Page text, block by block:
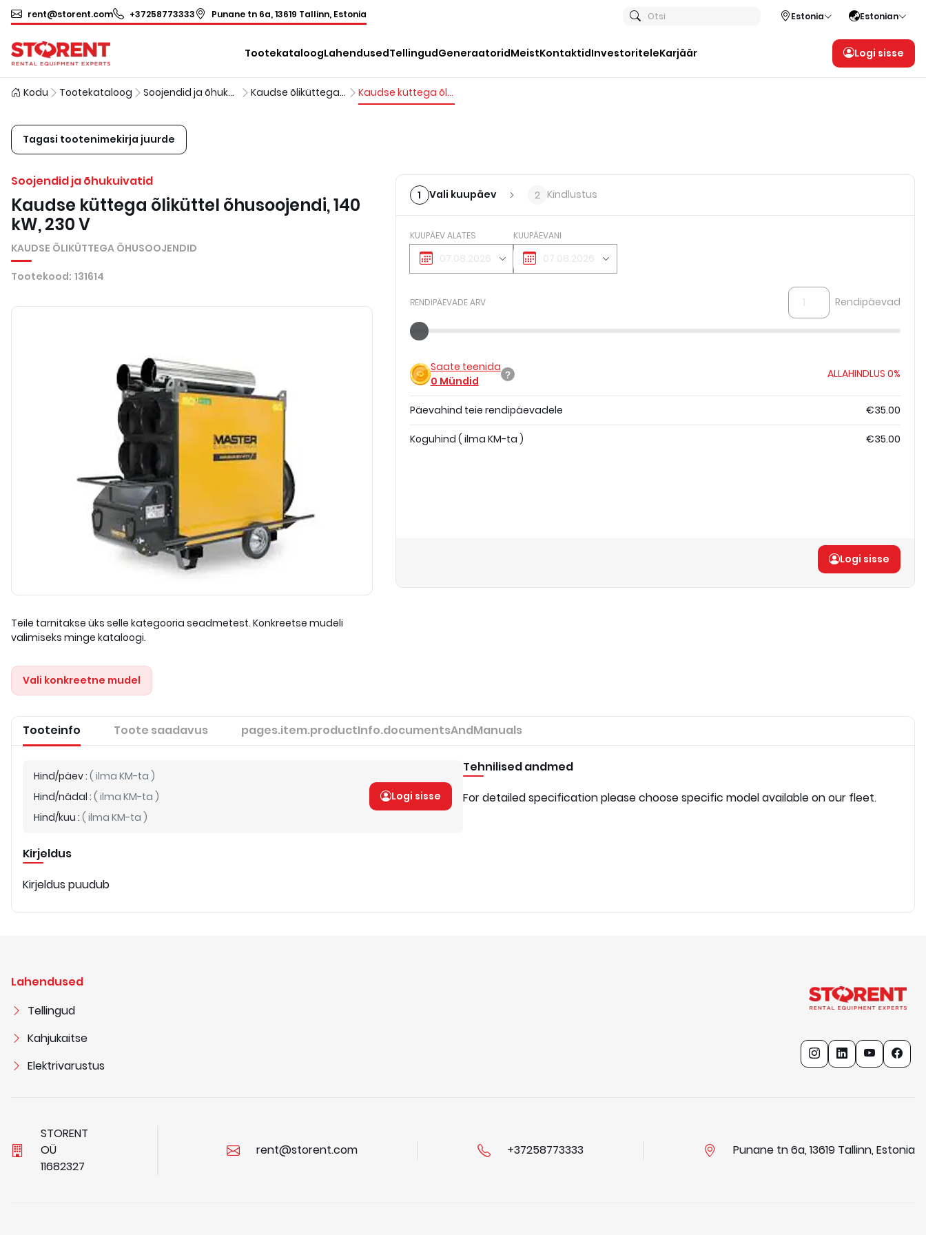
rent@storent.com +37258773333 Punane tn 6a, 13619 Tallinn, Estonia Otsi Estonia Estonian
TootekataloogLahendusedTellingudGeneraatoridMeistKontaktidInvestoriteleKarjäär Logi sisse
Kodu Tootekataloog Soojendid ja õhukuivatid Kaudse õliküttega õhusoojendid Kaudse küttega õliküttel õhusoojendi, 140 kW, 230 V
Tagasi tootenimekirja juurde
Soojendid ja õhukuivatid
Kaudse küttega õliküttel õhusoojendi, 140
kW, 230 V
KAUDSE ÕLIKÜTTEGA ÕHUSOOJENDID
Tootekood: 131614
Teile tarnitakse üks selle kategooria seadmetest. Konkreetse mudeli
valimiseks minge kataloogi.
Vali konkreetne mudel
1 Vali kuupäev 2 Kindlustus
KUUPÄEV ALATES KUUPÄEVANI
RENDIPÄEVADE ARV Rendipäevad
Saate teenida
0 Mündid
ALLAHINDLUS 0%
Päevahind teie rendipäevadele €35.00
Koguhind ( ilma KM-ta ) €35.00
Logi sisse
Tooteinfo Toote saadavus pages.item.productInfo.documentsAndManuals
Hind/päev: ( ilma KM-ta )
Hind/nädal : ( ilma KM-ta )
Hind/kuu : ( ilma KM-ta )
Logi sisse
Kirjeldus
Kirjeldus puudub
Tehnilised andmed
For detailed specification please choose specific model available on our fleet.
Lahendused
Tellingud
Kahjukaitse
Elektrivarustus
STORENT
OÜ
11682327
rent@storent.com +37258773333 Punane tn 6a, 13619 Tallinn, Estonia